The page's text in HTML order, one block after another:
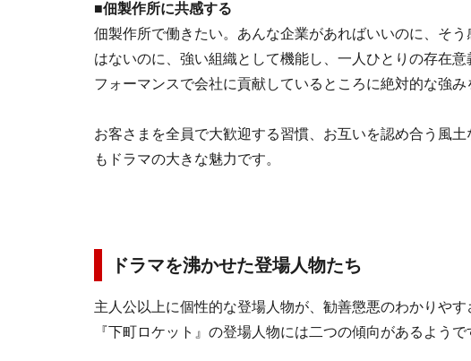
■佃製作所に共感する
佃製作所で働きたい。あんな企業があればいいのに、そ
はないのに、強い組織として機能し、一人ひとりの存在
フォーマンスで会社に貢献しているところに絶対的な強み
お客さまを全員で大歓迎する習慣、お互いを認め合う風
もドラマの大きな魅力です。
ドラマを沸かせた登場人物たち
主人公以上に個性的な登場人物が、勧善懲悪のわかりや
『下町ロケット』の登場人物には二つの傾向があるようで